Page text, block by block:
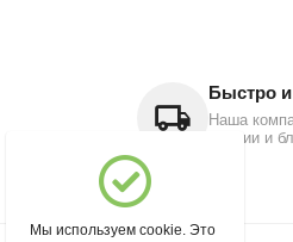
Быстро и
Наша
России и
Мы используем cookie. Это